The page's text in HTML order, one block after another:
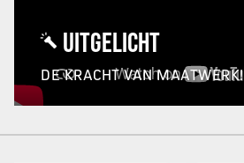
UITGELICHT
DE KRACHT VAN MAATWERK!